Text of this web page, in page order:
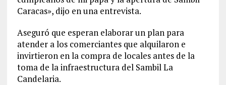
Caracas», dijo en una entrevista.
Aseguró que esperan elaborar un plan para
atender a los comerciantes que alquilaron e
invirtieron en la compra de locales antes de la
toma de la infraestructura del Sambil La
Candelaria.